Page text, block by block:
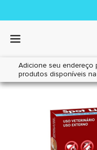
Adicione seu endereço
produtos disponíveis
Home|Cães|Farmácia